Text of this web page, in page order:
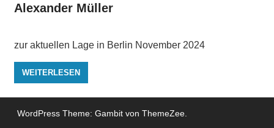
Alexander Müller
zur aktuellen Lage in Berlin November 2024
WEITERLESEN
WordPress Theme: Gambit von ThemeZee.